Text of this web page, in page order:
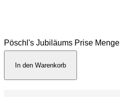
Pöschl's Jubiläums Prise Menge
In den Warenkorb